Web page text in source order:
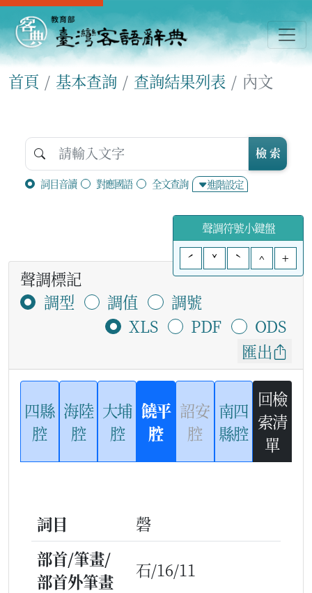
首頁 基本查詢 查詢結果列表 內文
詞目音讀 對應國語 全文查詢 進階設定
檢 索
聲調符號小鍵盤
ˊ
ˇ ˋ ^ +
聲調標記
調型
調值
調號
XLS
PDF
ODS
匯出
四縣
腔
海陸
腔
大埔
腔
饒平
腔
詔安
腔
南四
縣腔
回檢
索清
單
詞目
磬
部首/筆畫/
部首外筆畫
石/16/11